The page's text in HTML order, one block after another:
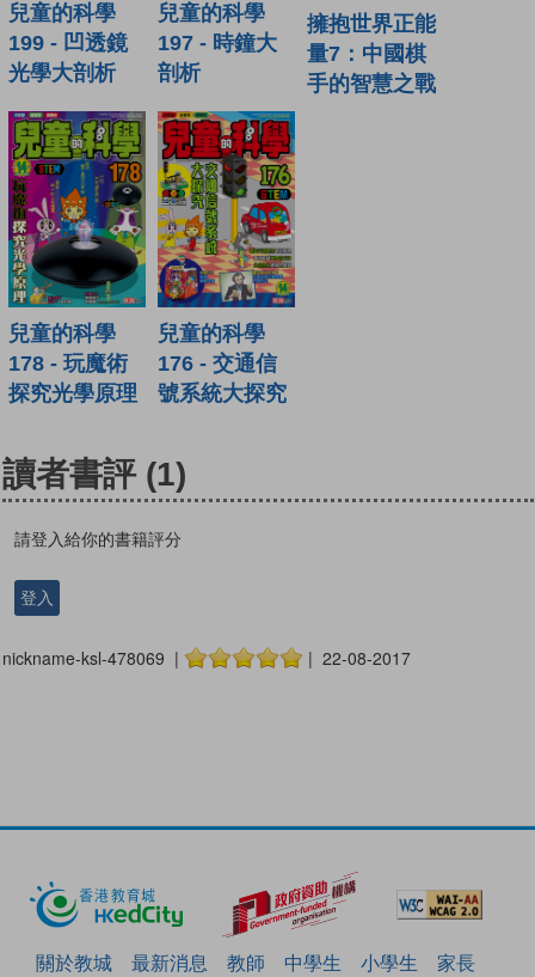
兒童的科學
199 - 凹透鏡
光學大剖析
兒童的科學
197 - 時鐘大
剖析
擁抱世界正能
量7：中國棋
手的智慧之戰
兒童的科學
178 - 玩魔術
探究光學原理
兒童的科學
176 - 交通信
號系統大探究
讀者書評 (1)
請登入給你的書籍評分
登入
nickname-ksl-478069 | | 22-08-2017
關於教城 最新消息 教師 中學生 小學生
家長